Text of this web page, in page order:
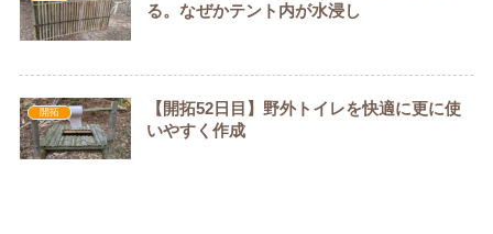
る。なぜかテント内が水浸し
開拓
【開拓52日目】野外トイレを快適に更に使
いやすく作成